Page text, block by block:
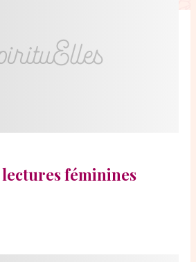
Dossiers
L'anecdote
Littérature
lectures féminines